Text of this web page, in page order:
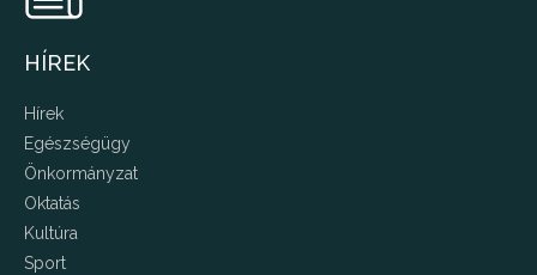
HÍREK
Hírek
Egészségügy
Önkormányzat
Oktatás
Kultúra
Sport